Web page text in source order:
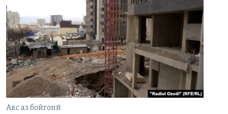
Акс аз бойгонӣ